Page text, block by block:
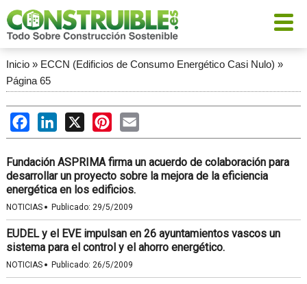
Inicio» ECCN (Edificios de Consumo Energético Casi Nulo) »
Página 65
FacebookLinkedIn
X PinterestEmail
Fundación ASPRIMA firma un acuerdo de colaboración para
desarrollar un proyecto sobre la mejora de la eficiencia
energética en los edificios.
NOTICIAS · Publicado: 29/5/2009
EUDEL y el EVE impulsan en 26 ayuntamientos vascos un
sistema para el control y el ahorro energético.
NOTICIAS · Publicado: 26/5/2009